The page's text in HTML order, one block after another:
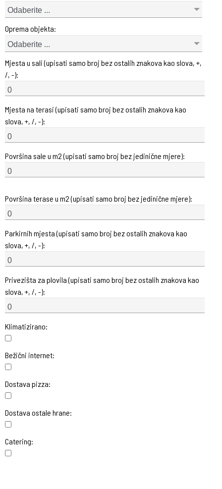
Odaberite ...
Oprema objekta:
Odaberite ...
Mjesta u sali (upisati samo broj bez ostalih znakova kao slova, +,
/, -):
Mjesta na terasi (upisati samo broj bez ostalih znakova kao
slova, +, /, -):
Površina sale u m2 (upisati samo broj bez jedinične mjere):
Površina terase u m2 (upisati samo broj bez jedinične mjere):
Parkirnih mjesta (upisati samo broj bez ostalih znakova kao
slova, +, /, -):
Privezišta za plovila (upisati samo broj bez ostalih znakova kao
slova, +, /, -):
Klimatizirano:
Bežični internet:
Dostava pizza:
Dostava ostale hrane:
Catering: